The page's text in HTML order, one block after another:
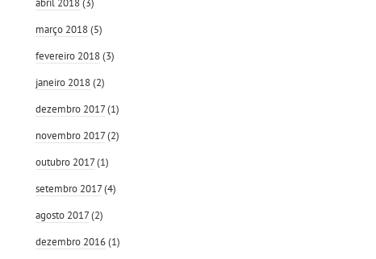
março 2018(5)
fevereiro 2018(3)
janeiro 2018(2)
dezembro 2017(1)
novembro 2017(2)
outubro 2017(1)
setembro 2017(4)
agosto 2017(2)
dezembro 2016(1)